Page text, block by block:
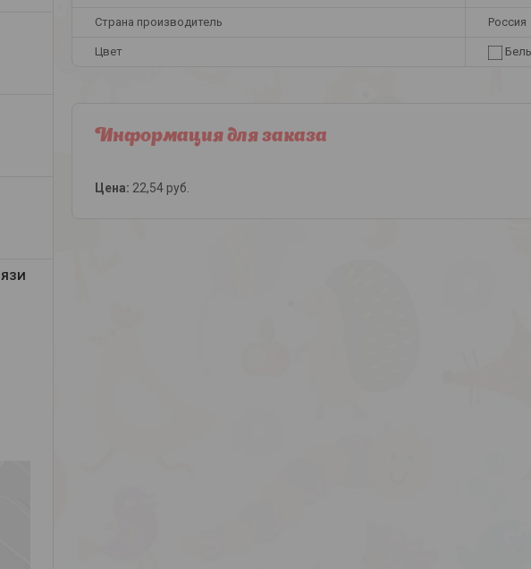
Страна производитель Россия
Цвет
Информация для заказа
Цена: 22,54 руб.